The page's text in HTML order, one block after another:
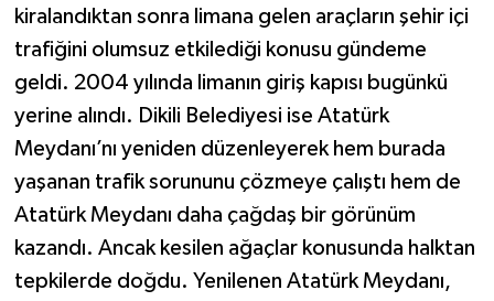
kiralandıktan sonra limana gelen araçların şehir içi
trafiğini olumsuz etkilediği konusu gündeme
geldi. 2004 yılında limanın giriş kapısı bugünkü
yerine alındı. Dikili Belediyesi ise Atatürk
Meydanı’nı yeniden düzenleyerek hem burada
yaşanan trafik sorununu çözmeye çalıştı hem de
Atatürk Meydanı daha çağdaş bir görünüm
kazandı. Ancak kesilen ağaçlar konusunda halktan
tepkilerde doğdu. Yenilenen Atatürk Meydanı,